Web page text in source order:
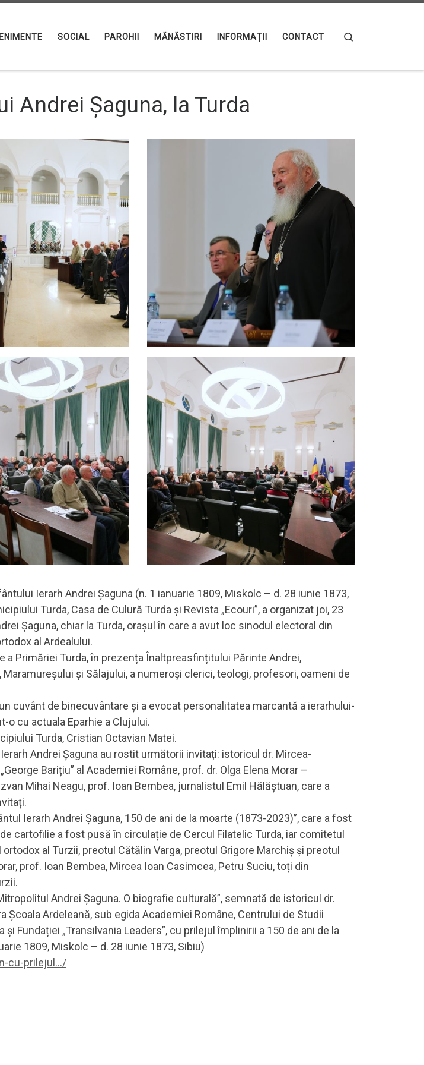
SOCIAL PAROHII MĂNĂSTIRI INFORMAȚII CONTACT
Andrei Șaguna, la Turda
Ierarh Andrei Șaguna (n. 1 ianuarie 1809, Miskolc – d. 28 iunie 1873,
Turda, Casa de Culură Turda și Revista „Ecouri”, a organizat joi, 23
Șaguna, chiar la Turda, orașul în care a avut loc sinodul electoral din
al Ardealului.
a Primăriei Turda, în prezența Înaltpreasfințitului Părinte Andrei,
și Sălajului, a numeroși clerici, teologi, profesori, oameni de
cuvânt de binecuvântare și a evocat personalitatea marcantă a ierarhului-
o cu actuala Eparhie a Clujului.
Turda, Cristian Octavian Matei.
Andrei Șaguna au rostit următorii invitați: istoricul dr. Mircea-
Barițiu” al Academiei Române, prof. dr. Olga Elena Morar –
Mihai Neagu, prof. Ioan Bembea, jurnalistul Emil Hălăștuan, care a
Ierarh Andrei Șaguna, 150 de ani de la moarte (1873-2023)”, care a fost
cartofilie a fost pusă în circulație de Cercul Filatelic Turda, iar comitetul
al Turzii, preotul Cătălin Varga, preotul Grigore Marchiș și preotul
prof. Ioan Bembea, Mircea Ioan Casimcea, Petru Suciu, toți din
Andrei Șaguna. O biografie culturală”, semnată de istoricul dr.
Ardeleană, sub egida Academiei Române, Centrului de Studii
Fundației „Transilvania Leaders”, cu prilejul împlinirii a 150 de ani de la
1809, Miskolc – d. 28 iunie 1873, Sibiu)
cu-prilejul…/